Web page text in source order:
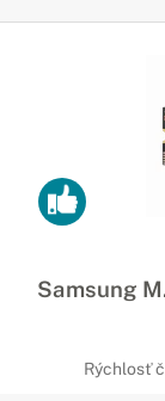
Samsung
Rýchlosť